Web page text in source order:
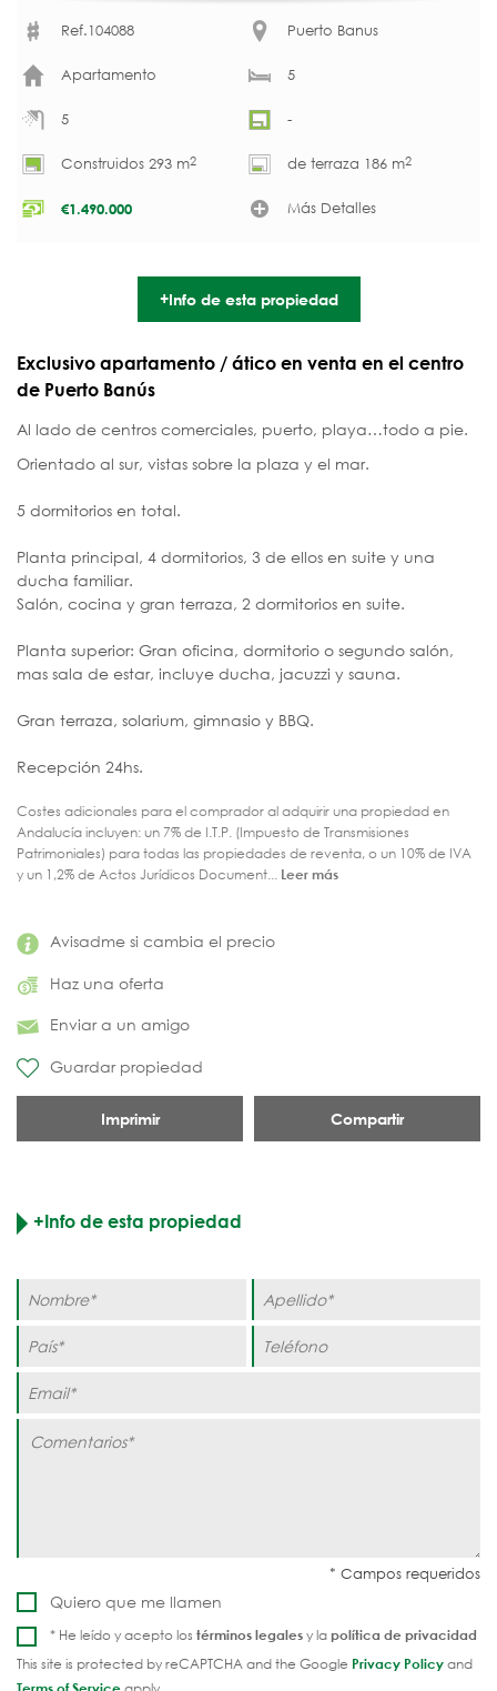
Avisadme si cambia el precio
Haz una oferta
Enviar a un amigo
Guardar propiedad
Imprimir Compartir
Ref.104088 Puerto Banus
Apartamento 5
5 -
Construidos 293 m2 de terraza 186 m2
€1.490.000 Más Detalles
+Info de esta propiedad
Exclusivo apartamento / ático en venta en el centro
de Puerto Banús
Al lado de centros comerciales, puerto, playa…todo a pie.
Orientado al sur, vistas sobre la plaza y el mar.
5 dormitorios en total.
Planta principal, 4 dormitorios, 3 de ellos en suite y una
ducha familiar.
Salón, cocina y gran terraza, 2 dormitorios en suite.
Planta superior: Gran oficina, dormitorio o segundo salón,
mas sala de estar, incluye ducha, jacuzzi y sauna.
Gran terraza, solarium, gimnasio y BBQ.
Recepción 24hs.
Costes adicionales para el comprador al adquirir una propiedad en
Andalucía incluyen: un 7% de I.T.P. (Impuesto de Transmisiones
Patrimoniales) para todas las propiedades de reventa, o un 10% de IVA
y un 1,2% de Actos Jurídicos Document... Leer más
+Info de esta propiedad
Quiero que me llamen
* He leído y acepto los términos legalesy lapolítica de privacidad
This site is protected by reCAPTCHA and the Google Privacy Policyand